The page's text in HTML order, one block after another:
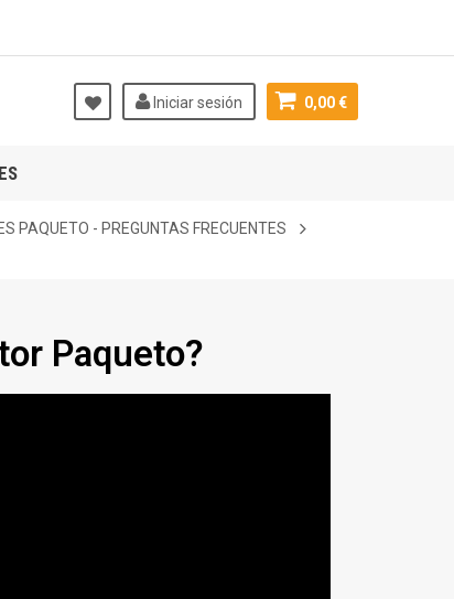
0,00 €
Iniciar sesión
PAQUETO - PREGUNTAS FRECUENTES
Paqueto?